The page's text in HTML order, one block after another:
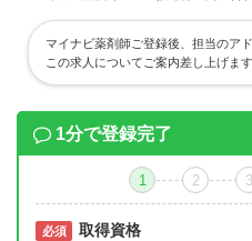
マイナビ薬剤師ご登録後、担当のア
この求人についてご案内差し上げます
1分で登録完了
1 2 3
必須 取得資格